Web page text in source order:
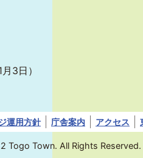
3日）
運用方針 庁舎案内 アクセス
Togo Town. All Rights Reserved.